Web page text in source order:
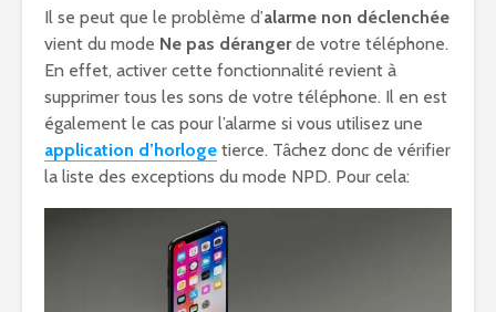
Il se peut que le problème d’alarme non déclenchée
vient du mode Ne pas dérangerde votre téléphone.
En effet, activer cette fonctionnalité revient à
supprimer tous les sons de votre téléphone. Il en est
également le cas pour l’alarme si vous utilisez une
application d’horloge tierce. Tâchez donc de vérifier
la liste des exceptions du mode NPD. Pour cela: